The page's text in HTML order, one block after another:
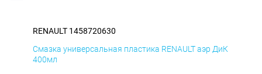
RENAULT 1458720630
Смазка универсальная пластика RENAULT аэр ДиК
400мл